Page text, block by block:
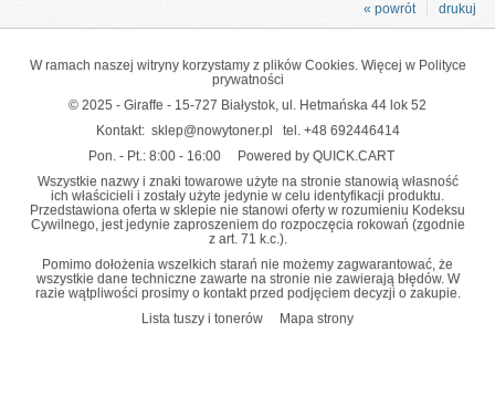
drukuj
« powrót
W ramach naszej witryny korzystamy z plików Cookies. Więcej w Polityce
prywatności
© 2025 - Giraffe - 15-727 Białystok, ul. Hetmańska 44 lok 52
Kontakt: sklep@nowytoner.pl tel. +48 692446414
Pon. - Pt.: 8:00 - 16:00
Powered by QUICK.CART
Wszystkie nazwy i znaki towarowe użyte na stronie stanowią własność
ich właścicieli i zostały użyte jedynie w celu identyfikacji produktu.
Przedstawiona oferta w sklepie nie stanowi oferty w rozumieniu Kodeksu
Cywilnego, jest jedynie zaproszeniem do rozpoczęcia rokowań (zgodnie
z art. 71 k.c.).
Pomimo dołożenia wszelkich starań nie możemy zagwarantować, że
wszystkie dane techniczne zawarte na stronie nie zawierają błędów. W
razie wątpliwości prosimy o kontakt przed podjęciem decyzji o zakupie.
Lista tuszy i tonerów
Mapa strony